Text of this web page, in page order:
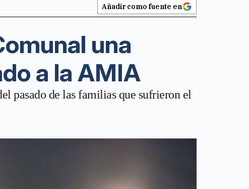
Añadir como fuente en
una
a la AMIA
pasado de las familias que sufrieron el